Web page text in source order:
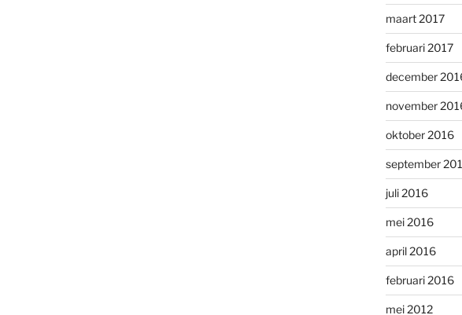
maart 2017
februari 2017
december
november
oktober 2016
september
juli 2016
mei 2016
april 2016
februari 2016
mei 2012